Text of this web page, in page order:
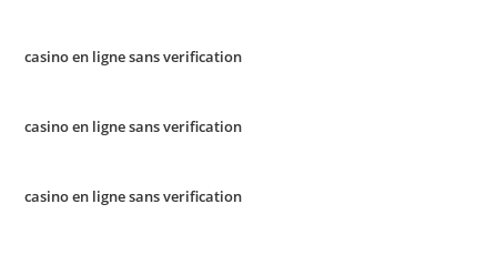
casino en ligne sans verification
casino en ligne sans verification
casino en ligne sans verification